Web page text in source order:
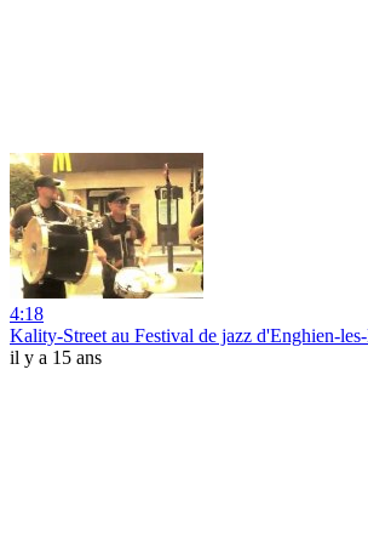
4:18
Kality-Street au Festival de jazz d'Enghien-
il y a 15 ans